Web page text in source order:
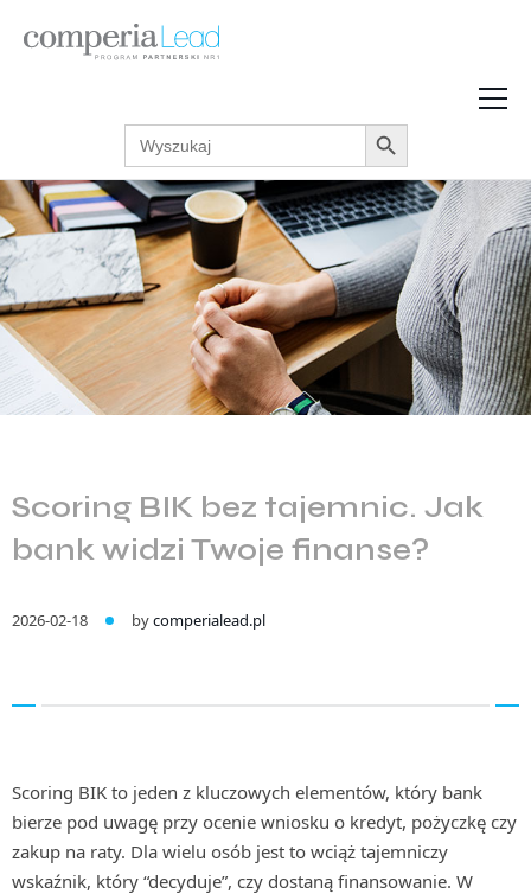
Strefa Wiedzy
Podcasty
Zarabiaj w internecie
Akcje promocyjne
Regulaminy
Search
for:
Search Button
Scoring BIK bez tajemnic. Jak
bank widzi Twoje finanse?
2026-02-18 bycomperialead.pl
Scoring BIK to jeden z kluczowych elementów, który bank
bierze pod uwagę przy ocenie wniosku o kredyt, pożyczkę czy
zakup na raty. Dla wielu osób jest to wciąż tajemniczy
wskaźnik, który “decyduje”, czy dostaną finansowanie. W